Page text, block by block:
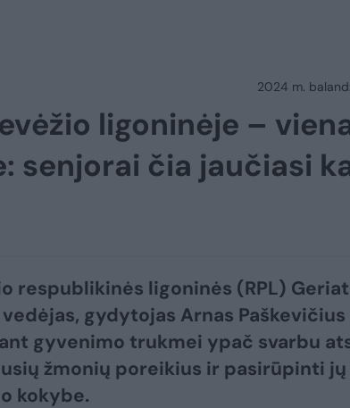
2024 m.
ligoninėje –
senjorai čia jaučiasi
respublikinės ligoninės (RPL)
gydytojas Arnas
gyvenimo trukmei ypač svarbu
žmonių poreikius ir pasirūpinti jų
kokybe.